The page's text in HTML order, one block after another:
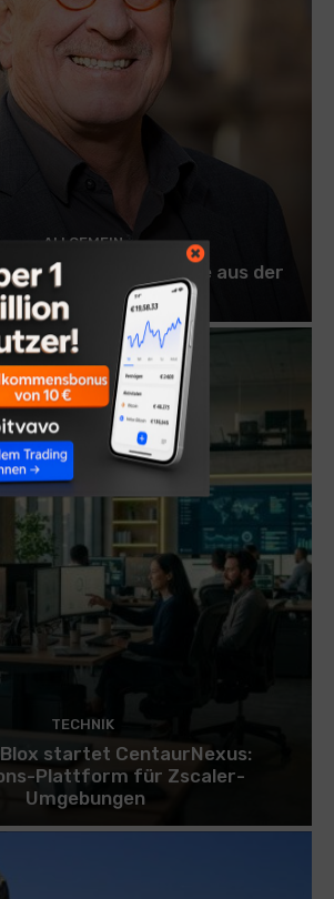
ALLGEMEIN
Paarberatung: Wege aus der
Beziehungskrise
TECHNIK
startet CentaurNexus:
Plattform für Zscaler-
Umgebungen